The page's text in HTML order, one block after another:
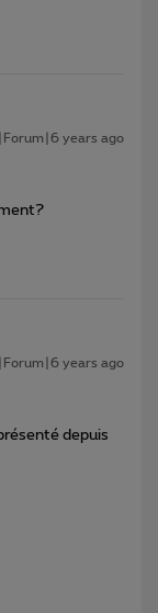
years ago
years ago
depuis